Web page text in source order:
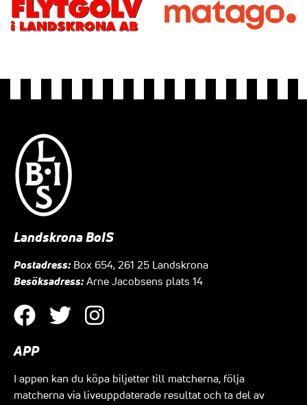
Landskrona BoIS
Postadress: Box 654, 261 25 Landskrona
Besöksadress: Arne Jacobsens plats 14
APP
I appen kan du köpa biljetter till matcherna, följa
matcherna via liveuppdaterade resultat och ta del av